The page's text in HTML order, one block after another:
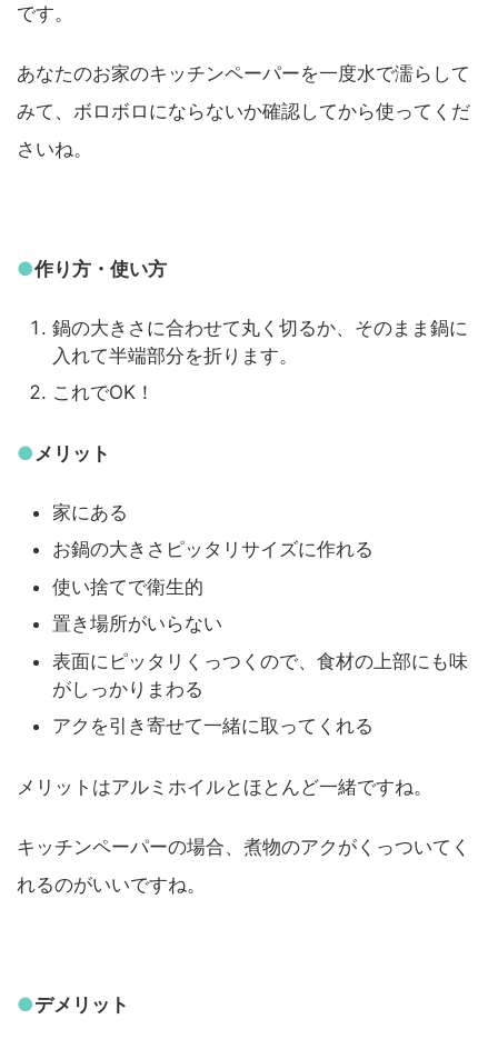
です。
あなたのお家のキッチンペーパーを一度水で濡らして
みて、ボロボロにならないか確認してから使ってくだ
さいね。
●作り方・使い方
鍋の大きさに合わせて丸く切るか、そのまま鍋に
入れて半端部分を折ります。
これでOK！
● メリット
家にある
お鍋の大きさピッタリサイズに作れる
使い捨てで衛生的
置き場所がいらない
表面にピッタリくっつくので、食材の上部にも味
がしっかりまわる
アクを引き寄せて一緒に取ってくれる
メリットはアルミホイルとほとんど一緒ですね。
キッチンペーパーの場合、煮物のアクがくっついてく
れるのがいいですね。
●デメリット